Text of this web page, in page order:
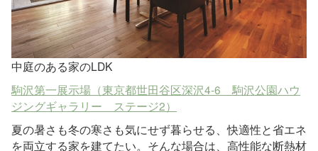
中庭のある家のLDK
駒沢第一展示場（東京都世田谷区深沢4-6 駒沢公園ハウ
ジングギャラリー ステージ2）
夏の暑さも冬の寒さも気にせず暮らせる、快適性と省エネ
を両立する家を建てたい。そんな場合は、高性能な断熱材